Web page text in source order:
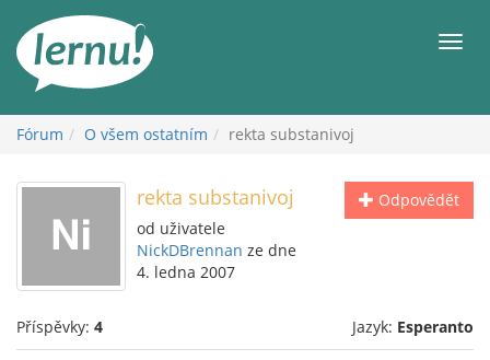
obsahu
Fórum O všem ostatním rekta substanivoj
Odpovědět
rekta substanivoj
od uživatele
NickDBrennan ze dne
4. ledna 2007
Příspěvky: 4 Jazyk: Esperanto